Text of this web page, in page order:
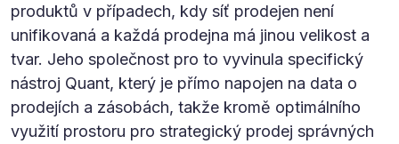
produktů v případech, kdy síť prodejen není
unifikovaná a každá prodejna má jinou velikost a
tvar. Jeho společnost pro to vyvinula specifický
nástroj Quant, který je přímo napojen na data o
prodejích a zásobách, takže kromě optimálního
využití prostoru pro strategický prodej správných